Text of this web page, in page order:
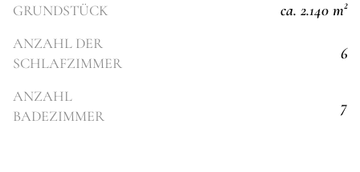
GRUNDSTÜCK ca. 2.140 m²
ANZAHL DER
SCHLAFZIMMER
6
ANZAHL
BADEZIMMER
7